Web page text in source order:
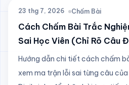
23 thg 7, 2026 Chấm Bài
Cách Chấm Bài Trắc
Sai Học Viên (Chỉ Rõ Câu
Hướng dẫn chi tiết cách chấm
xem ma trận lỗi sai từng câu